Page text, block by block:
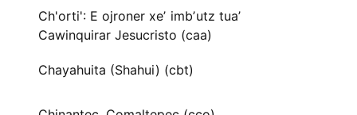
Ch'orti': E ojroner xeʼ imbʼutz tuaʼ
Cawinquirar Jesucristo (caa)
Chayahuita (Shahui) (cbt)